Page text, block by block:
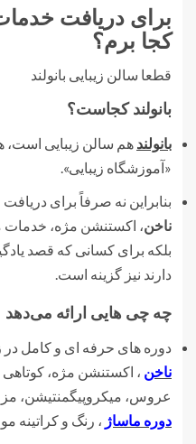
برای دریافت
کجا برم؟
قطعا سالن زیبایی بانولند
بانولند کجاست؟
بانولند هم سالن زیبایی است،
«آموزشگاه زیبایی».
بنابراین نه صرفاً برای
ناخن، اکستنشن مژه،
بلکه برای کسانی که قصد
دارند نیز گزینه است.
چه چی هایی ارائه می‌دهد
دوره های حرفه ای و کامل در
ناخن ، اکستنشن مژه، کوتاهی
عروس، میکروپیگمنتیشن،
دوره ماساژ ، رنگ و کراتینه